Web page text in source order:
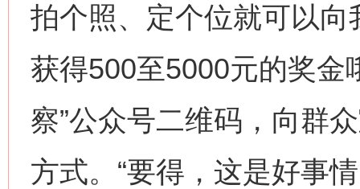
拍个照、定个位就可以
获得500至5000元的奖金
察”公众号二维码，向群
方式。“要得，这是好事